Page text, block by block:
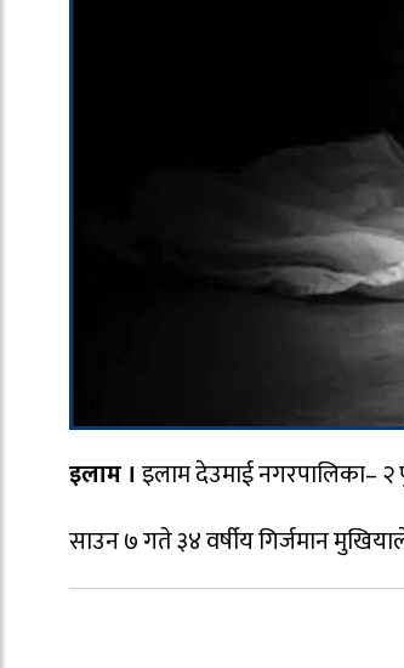
इलाम । इलाम देउमाई नगरपालिका–
साउन ७ गते ३४ वर्षीय गिर्जमान